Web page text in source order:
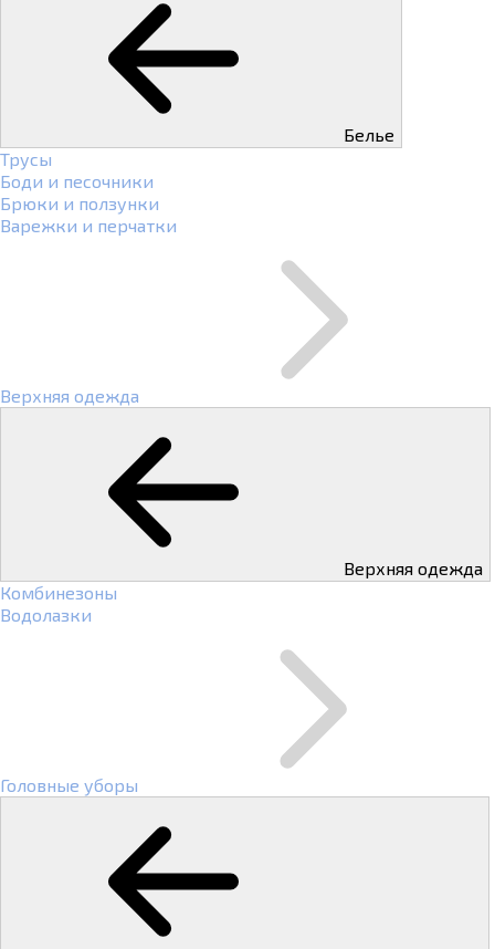
Белье
Трусы
Боди и песочники
Брюки и ползунки
Варежки и перчатки
Верхняя одежда
Верхняя одежда
Комбинезоны
Водолазки
Головные уборы